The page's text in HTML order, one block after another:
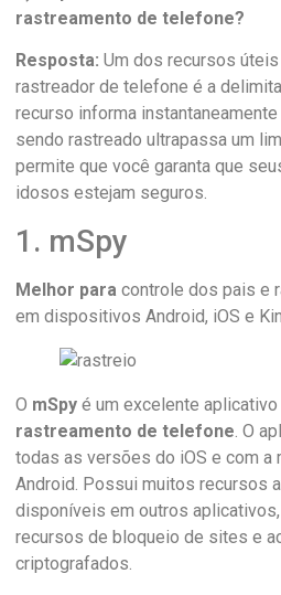
rastreamento de telefone?
Resposta: Um dos recursos
rastreador de telefone é a
recurso informa
sendo rastreado ultrapassa um
permite que você garanta que
idosos estejam seguros.
1. mSpy
Melhor para controle dos pais e
em dispositivos Android, iOS e
O mSpy é um excelente aplicativo
rastreamento de telefone. O
todas as versões do iOS e com
Android. Possui muitos recursos
disponíveis em outros
recursos de bloqueio de sites e
criptografados.